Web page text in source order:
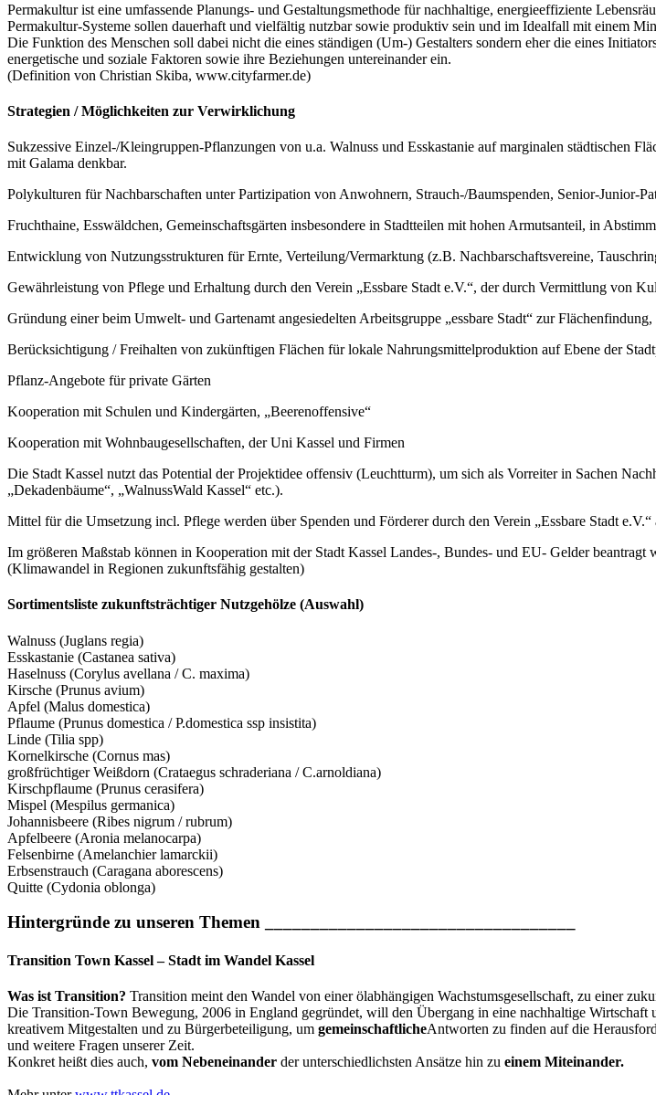
Permakultur ist eine umfassende Planungs- und Gestaltungsmethode für nachhaltige, energieeffiziente
Permakultur-Systeme sollen dauerhaft und vielfältig nutzbar sowie produktiv sein und im Idealfall mit einem
Die Funktion des Menschen soll dabei nicht die eines ständigen (Um-) Gestalters sondern eher die eines
energetische und soziale Faktoren sowie ihre Beziehungen untereinander ein.
(Definition von Christian Skiba, www.cityfarmer.de)
Strategien / Möglichkeiten zur Verwirklichung
Sukzessive Einzel-/Kleingruppen-Pflanzungen von u.a. Walnuss und Esskastanie auf marginalen städtischen
mit Galama denkbar.
Polykulturen für Nachbarschaften unter Partizipation von Anwohnern, Strauch-/Baumspenden, Senior-Junior-
Fruchthaine, Esswäldchen, Gemeinschaftsgärten insbesondere in Stadtteilen mit hohen Armutsanteil, in
Entwicklung von Nutzungsstrukturen für Ernte, Verteilung/Vermarktung (z.B. Nachbarschaftsvereine,
Gewährleistung von Pflege und Erhaltung durch den Verein „Essbare Stadt e.V.“, der durch Vermittlung von
Gründung einer beim Umwelt- und Gartenamt angesiedelten Arbeitsgruppe „essbare Stadt“ zur
Berücksichtigung / Freihalten von zukünftigen Flächen für lokale Nahrungsmittelproduktion auf Ebene der
Pflanz-Angebote für private Gärten
Kooperation mit Schulen und Kindergärten, „Beerenoffensive“
Kooperation mit Wohnbaugesellschaften, der Uni Kassel und Firmen
Die Stadt Kassel nutzt das Potential der Projektidee offensiv (Leuchtturm), um sich als Vorreiter in Sachen
„Dekadenbäume“, „WalnussWald Kassel“ etc.).
Mittel für die Umsetzung incl. Pflege werden über Spenden und Förderer durch den Verein „Essbare Stadt e.V.“
Im größeren Maßstab können in Kooperation mit der Stadt Kassel Landes-, Bundes- und EU- Gelder
(Klimawandel in Regionen zukunftsfähig gestalten)
Sortimentsliste zukunftsträchtiger Nutzgehölze (Auswahl)
Walnuss (Juglans regia)
Esskastanie (Castanea sativa)
Haselnuss (Corylus avellana / C. maxima)
Kirsche (Prunus avium)
Apfel (Malus domestica)
Pflaume (Prunus domestica / P.domestica ssp insistita)
Linde (Tilia spp)
Kornelkirsche (Cornus mas)
großfrüchtiger Weißdorn (Crataegus schraderiana / C.arnoldiana)
Kirschpflaume (Prunus cerasifera)
Mispel (Mespilus germanica)
Johannisbeere (Ribes nigrum / rubrum)
Apfelbeere (Aronia melanocarpa)
Felsenbirne (Amelanchier lamarckii)
Erbsenstrauch (Caragana aborescens)
Quitte (Cydonia oblonga)
Hintergründe zu unseren Themen __________________________________
Transition Town Kassel – Stadt im Wandel Kassel
Was ist Transition? Transition meint den Wandel von einer ölabhängigen Wachstumsgesellschaft, zu einer
Die Transition-Town Bewegung, 2006 in England gegründet, will den Übergang in eine nachhaltige
kreativem Mitgestalten und zu Bürgerbeteiligung, um gemeinschaftlicheAntworten zu finden auf die
und weitere Fragen unserer Zeit.
Konkret heißt dies auch, vom Nebeneinander der unterschiedlichsten Ansätze hin zu einem Miteinander.